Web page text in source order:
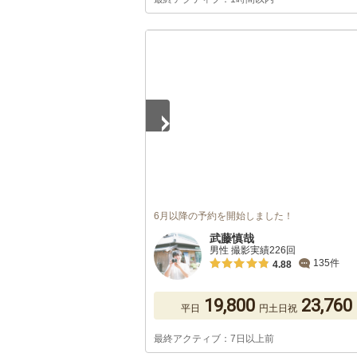
6月以降の予約を開始しました！
武藤慎哉
男性 撮影実績226回
4.88
135件
平日 19,800 円土日祝 23,760
最終アクティブ：7日以上前